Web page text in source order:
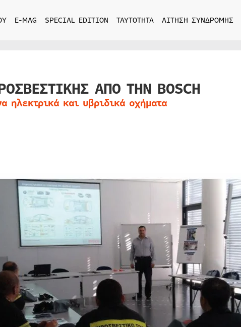
E-MAG SPECIAL EDITION ΤΑΥΤΟΤΗΤΑ ΑΙΤΗΣΗ ΣΥΝΔΡΟΜΗΣ
ΑΠΟ ΤΗΝ BOSCH
ηλεκτρικά και υβριδικά οχήματα